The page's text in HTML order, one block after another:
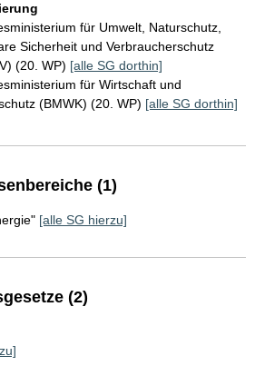
für Umwelt, Naturschutz,
Sicherheit und Verbraucherschutz
(20. WP) [alle SG dorthin]
für Wirtschaft und
(BMWK) (20. WP) [alle SG dorthin]
(1)
[alle SG hierzu]
(2)